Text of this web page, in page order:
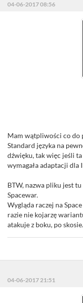
04-06-2017 08:56
Mam wątpliwości co do
Standard języka na
dźwięku, tak więc jeśli
wymagała adaptacji dla
BTW, nazwa pliku jest
Spacewar.
Wygląda raczej na
razie nie kojarzę
atakuje z boku, po skosie.
04-06-2017 21:51